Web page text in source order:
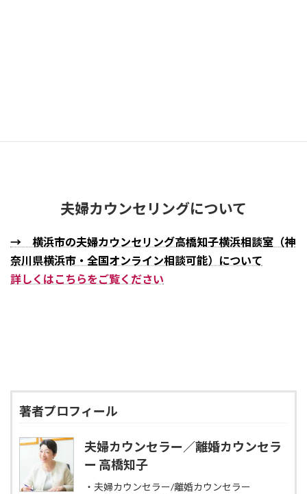
夫婦カウンセリングについて
→ 横浜市の夫婦カウンセリング高橋知子横浜相談室（神
奈川県横浜市・全国オンライン相談可能）について
詳しくはこちらをご覧ください
著者プロフィール
夫婦カウンセラー／離婚カウンセラ
ー 高橋知子
・夫婦カウンセラー/離婚カウンセラー